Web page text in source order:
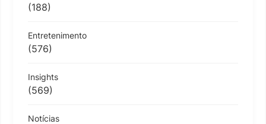
(188)
Entretenimento
(576)
Insights
(569)
Notícias